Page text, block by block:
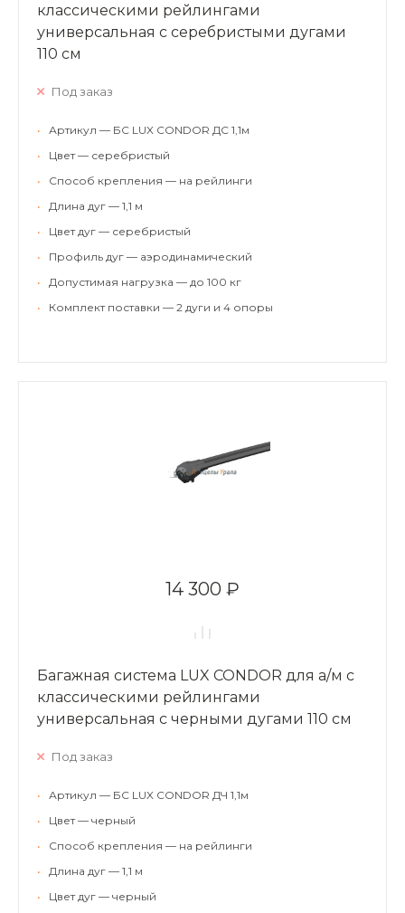
классическими рейлингами
универсальная с серебристыми дугами
110 см
Под заказ
•
Артикул — БС LUX CONDOR ДС 1,1м
•
Цвет — серебристый
•
Способ крепления — на рейлинги
•
Длина дуг — 1,1 м
•
Цвет дуг — серебристый
•
Профиль дуг — аэродинамический
•
Допустимая нагрузка — до 100 кг
•
Комплект поставки — 2 дуги и 4 опоры
14 300 ₽
Багажная система LUX CONDOR для а/м с
классическими рейлингами
универсальная с черными дугами 110 см
Под заказ
•
Артикул — БС LUX CONDOR ДЧ 1,1м
•
Цвет — черный
•
Способ крепления — на рейлинги
•
Длина дуг — 1,1 м
•
Цвет дуг — черный